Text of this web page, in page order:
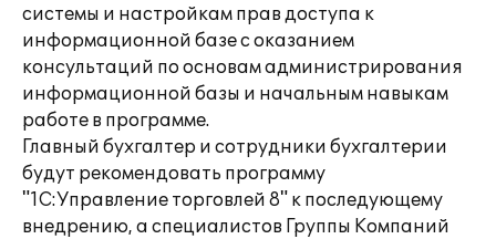
системы и настройкам прав доступа к
информационной базе с оказанием
консультаций по основам администрирования
информационной базы и начальным навыкам
работе в программе.
Главный бухгалтер и сотрудники бухгалтерии
будут рекомендовать программу
"1С:Управление торговлей 8" к последующему
внедрению, а специалистов Группы Компаний